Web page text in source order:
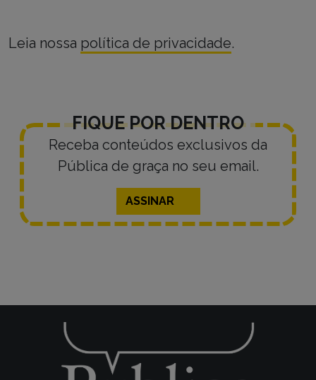
Leia nossa política de privacidade.
FIQUE POR DENTRO
Receba conteúdos exclusivos da
Pública de graça no seu email.
ASSINAR